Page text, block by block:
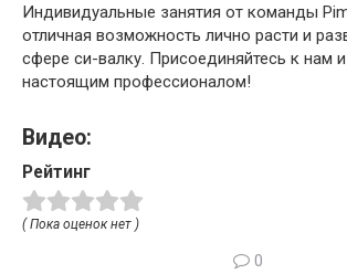
Индивидуальные занятия от команды
отличная возможность лично расти и
сфере си-валку. Присоединяйтесь к нам и
настоящим профессионалом!
Видео:
Рейтинг
( Пока оценок нет )
0